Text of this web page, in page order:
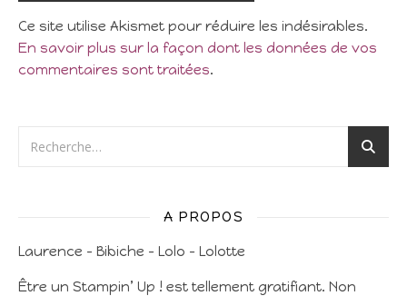
Ce site utilise Akismet pour réduire les indésirables.
En savoir plus sur la façon dont les données de vos
commentaires sont traitées.
A PROPOS
Laurence – Bibiche – Lolo – Lolotte
Être un Stampin’ Up ! est tellement gratifiant. Non